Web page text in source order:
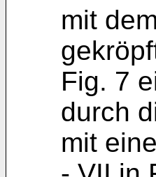
mit
Fig. 7
durch
mit